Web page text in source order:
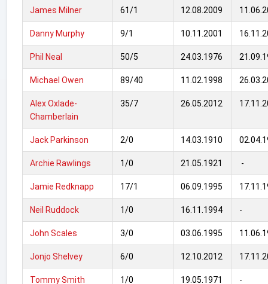
James Milner 61/1 12.08.2009
Danny Murphy 9/1 10.11.2001
Phil Neal 50/5 24.03.1976
Michael Owen 89/40 11.02.1998
Alex Oxlade-
Chamberlain
35/7 26.05.2012
Jack Parkinson 2/0 14.03.1910
Archie Rawlings 1/0 21.05.1921 -
Jamie Redknapp 17/1 06.09.1995
Neil Ruddock 1/0 16.11.1994 -
John Scales 3/0 03.06.1995
Jonjo Shelvey 6/0 12.10.2012
Tommy Smith 1/0 19.05.1971 -